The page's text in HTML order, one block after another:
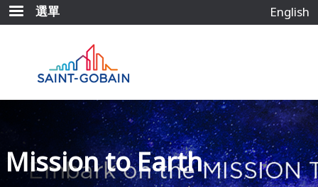
移
至
選單 English
Mission to Earth